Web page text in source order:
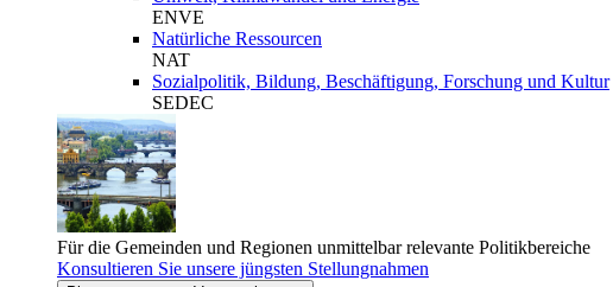
ENVE
Natürliche Ressourcen
NAT
Sozialpolitik, Bildung, Beschäftigung, Forschung und Kultur
SEDEC
Für die Gemeinden und Regionen unmittelbar relevante Politikbereiche
Konsultieren Sie unsere jüngsten Stellungnahmen